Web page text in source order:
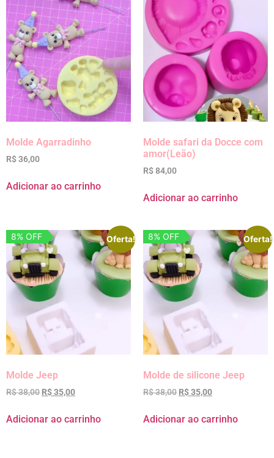
Molde Agarradinho
R$36,00
Adicionar ao carrinho
Molde safari da Docce com
amor(Leão)
R$84,00
Adicionar ao carrinho
Oferta!
8% OFF
Molde Jeep
R$38,00 R$35,00
Adicionar ao carrinho
Oferta!
8% OFF
Molde de silicone Jeep
R$38,00 R$35,00
Adicionar ao carrinho